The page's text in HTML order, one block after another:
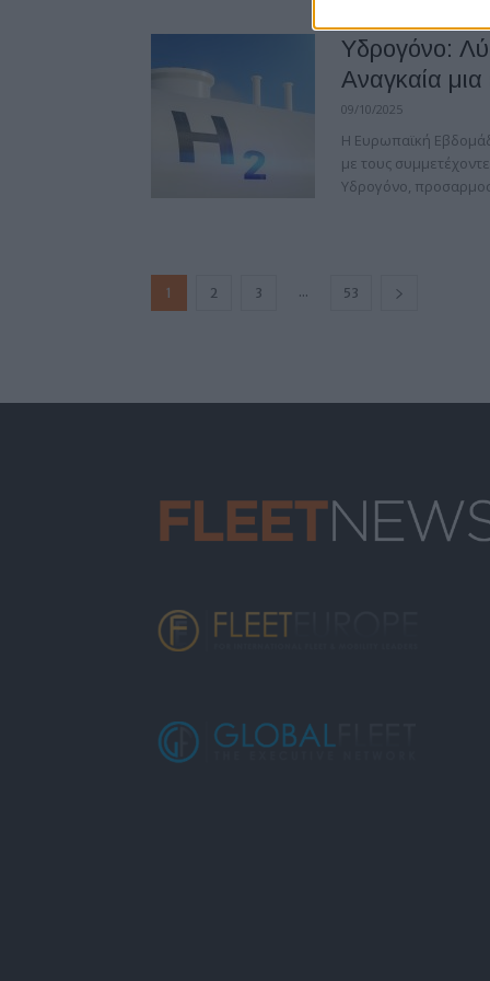
Υδρογόνο:
Αναγκαία μια
09/10/2025
Η Ευρωπαϊκή
με τους
Υδρογόνο,
1 2 3 ... 53